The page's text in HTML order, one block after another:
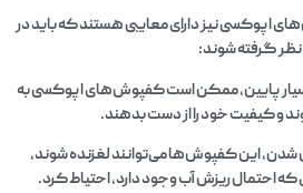
اپوکسی نیز دارای معایبی هستند که باید در
نظر گرفته شوند:
پایین، ممکن است کفپوش‌های اپوکسی به
و کیفیت خود را از دست بدهند.
این کفپوش‌ها می‌توانند لغزنده شوند،
که احتمال ریزش آب وجود دارد، احتیاط کرد.